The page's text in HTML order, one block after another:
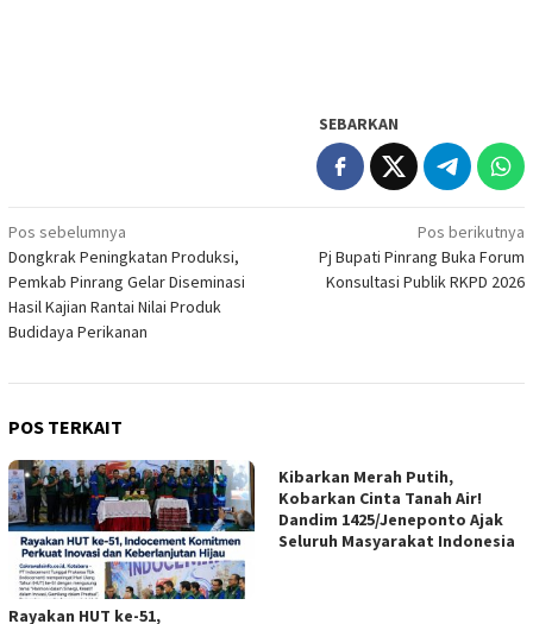
SEBARKAN
Navigasi
pos
Pos sebelumnya
Dongkrak Peningkatan Produksi,
Pemkab Pinrang Gelar Diseminasi
Hasil Kajian Rantai Nilai Produk
Budidaya Perikanan
Pos berikutnya
Pj Bupati Pinrang Buka Forum
Konsultasi Publik RKPD 2026
POS TERKAIT
Rayakan HUT ke-51,
Kibarkan Merah Putih,
Kobarkan Cinta Tanah Air!
Dandim 1425/Jeneponto Ajak
Seluruh Masyarakat Indonesia